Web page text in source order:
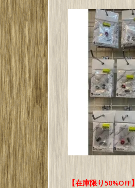
【在庫限り50%OFF】